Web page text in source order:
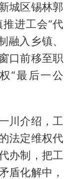
城区锡林郭
进工会“代
融入乡镇、
口前移至职
“最后一公
川介绍，工
法定维权代
办制，把工
盾化解中，